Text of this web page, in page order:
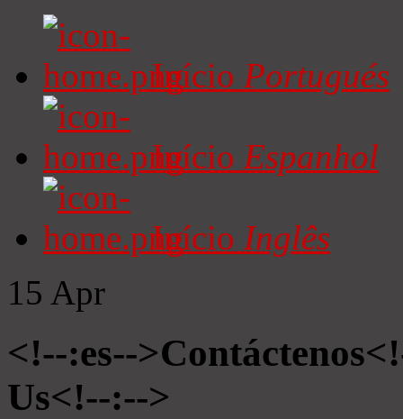
Início Portugués
Início Espanhol
Início Inglês
15 Apr
<!--:es--
Us<!--:-->